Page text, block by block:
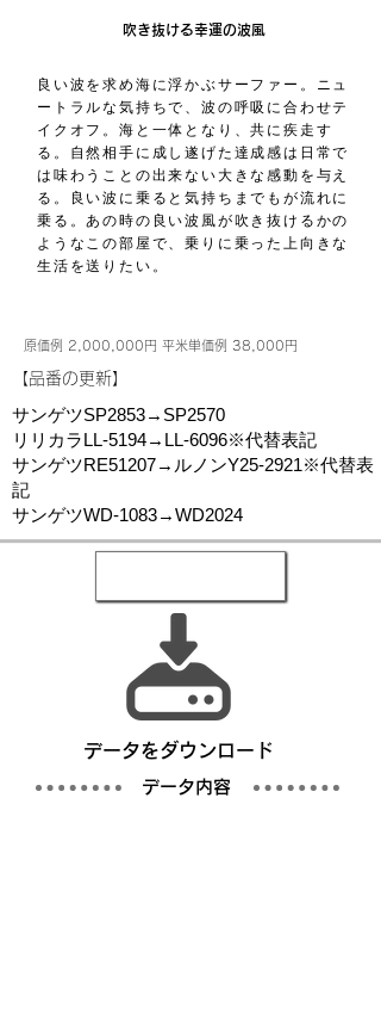
吹き抜ける幸運の波風
良い波を求め海に浮かぶサーファー。ニュ
ートラルな気持ちで、波の呼吸に合わせテ
イクオフ。海と一体となり、共に疾走す
る。自然相手に成し遂げた達成感は日常で
は味わうことの出来ない大きな感動を与え
る。良い波に乗ると気持ちまでもが流れに
乗る。あの時の良い波風が吹き抜けるかの
ようなこの部屋で、乗りに乗った上向きな
生活を送りたい。
原価例 2,000,000円 平米単価例 38,000円
​【品番の更新】
サンゲツSP2853→SP2570
リリカラLL-5194→LL-6096※代替表記
サンゲツRE51207→ルノンY25-2921※代替表
記
サンゲツWD-1083→WD2024
​データをダウンロード
​データ内容